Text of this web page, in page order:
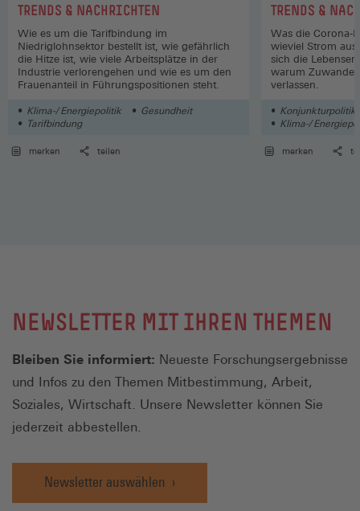
:
TRENDS & NACHRICHTEN
Wie es um die Tarifbindung im
Niedriglohnsektor bestellt ist, wie gefährlich
die Hitze ist, wie viele Arbeitsplätze in der
Industrie verlorengehen und wie es um den
Frauenanteil in Führungspositionen steht.
Klima-/ Energiepolitik
Gesundheit
Tarifbindung
merken teilen
:
TRENDS &
Was die Corona-
wieviel Strom
sich die
warum
verlassen.
Konjunkturpolitik
Klima-/
merken
NEWSLETTER MIT IHREN THEMEN
Bleiben Sie informiert: Neueste Forschungsergebnisse
und Infos zu den Themen Mitbestimmung, Arbeit,
Soziales, Wirtschaft. Unsere Newsletter können Sie
jederzeit abbestellen.
Newsletter auswählen